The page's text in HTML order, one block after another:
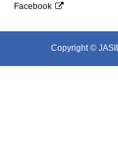
Facebook
Copyright ©